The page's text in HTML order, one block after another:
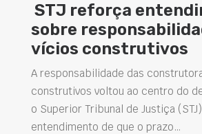
entendimento
por
das construtoras por vícios
ao centro do debate jurídico após
de Justiça (STJ) consolidar o
de que o prazo…